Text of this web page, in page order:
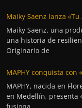
Maiky Saenz lanza «Tu
Maiky Saenz, una
una historia de
Originario de
MAPHY conquista con
MAPHY, nacida en
en Medellín, presenta